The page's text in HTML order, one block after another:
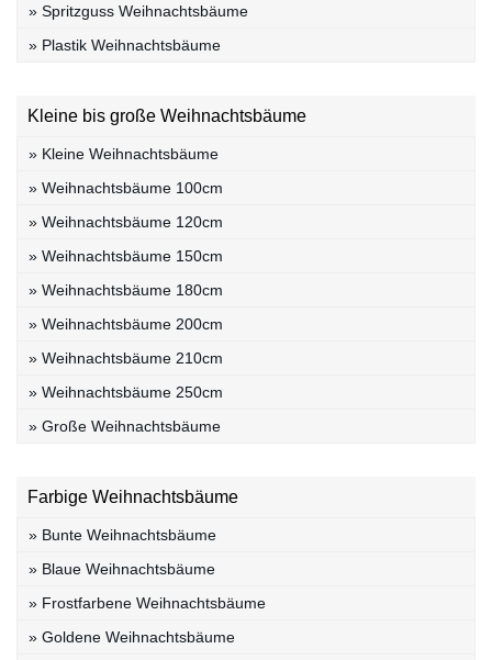
» Spritzguss Weihnachtsbäume
» Plastik Weihnachtsbäume
Kleine bis große Weihnachtsbäume
» Kleine Weihnachtsbäume
» Weihnachtsbäume 100cm
» Weihnachtsbäume 120cm
» Weihnachtsbäume 150cm
» Weihnachtsbäume 180cm
» Weihnachtsbäume 200cm
» Weihnachtsbäume 210cm
» Weihnachtsbäume 250cm
» Große Weihnachtsbäume
Farbige Weihnachtsbäume
» Bunte Weihnachtsbäume
» Blaue Weihnachtsbäume
» Frostfarbene Weihnachtsbäume
» Goldene Weihnachtsbäume